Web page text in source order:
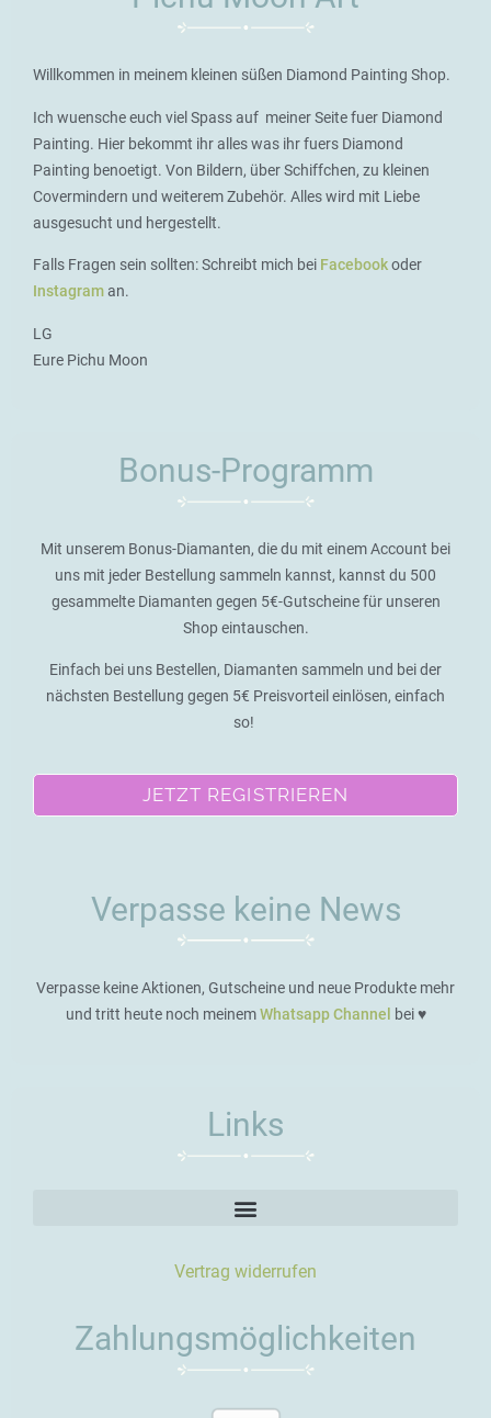
Willkommen in meinem kleinen süßen Diamond Painting Shop.
Ich wuensche euch viel Spass auf meiner Seite fuer Diamond
Painting. Hier bekommt ihr alles was ihr fuers Diamond
Painting benoetigt. Von Bildern, über Schiffchen, zu kleinen
Covermindern und weiterem Zubehör. Alles wird mit Liebe
ausgesucht und hergestellt.
Falls Fragen sein sollten: Schreibt mich bei Facebookoder
Instagraman.
LG
Eure Pichu Moon
Bonus-Programm
Mit unserem Bonus-Diamanten, die du mit einem Account bei
uns mit jeder Bestellung sammeln kannst, kannst du 500
gesammelte Diamanten gegen 5€-Gutscheine für unseren
Shop eintauschen.
Einfach bei uns Bestellen, Diamanten sammeln und bei der
nächsten Bestellung gegen 5€ Preisvorteil einlösen, einfach
so!
JETZT REGISTRIEREN
Verpasse keine News
Verpasse keine Aktionen, Gutscheine und neue Produkte mehr
und tritt heute noch meinemWhatsapp Channel bei ♥️
Links
Vertrag widerrufen
Zahlungsmöglichkeiten